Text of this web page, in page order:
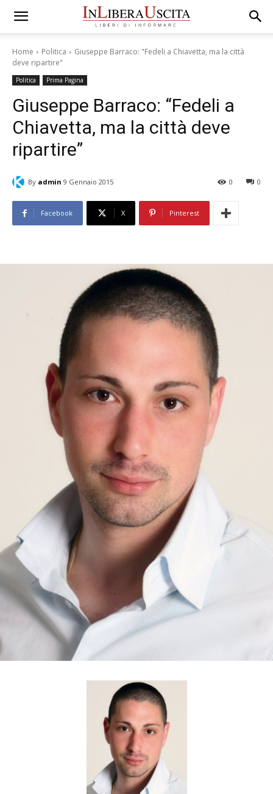
Home Politica
Giuseppe Barraco: "Fedeli a Chiavetta, ma la città
deve ripartire"
Politica Prima Pagina
Giuseppe Barraco: “Fedeli a
Chiavetta, ma la città deve
ripartire”
By admin 9 Gennaio 2015 0
0
Facebook X Pinterest